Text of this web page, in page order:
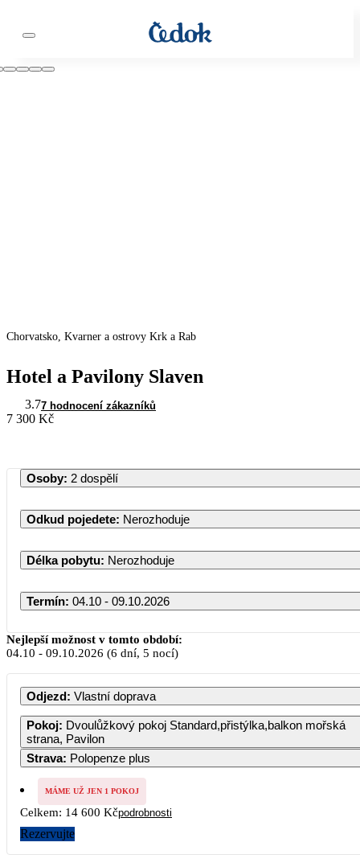
Chorvatsko, Kvarner a ostrovy Krk a Rab
Hotel a Pavilony Slaven
3.77 hodnocení zákazníků
7 300 Kč
Osoby: 2 dospělí
Odkud pojedete: Nerozhoduje
Délka pobytu: Nerozhoduje
Termín: 04.10 - 09.10.2026
Říjen 2026
PO ÚT ST ČT PÁ SO NE
1
7 990
2
7 760
3
7 530
4
7 300
5 6
7 300 7 300 7 300
7 300 7 300 7 300 7 300 7 300 7 300 7 300
Nejlepší možnost v tomto období:
04.10 - 09.10.2026 (6 dní, 5 nocí)
Odjezd: Vlastní doprava
Pokoj: Dvoulůžkový pokoj Standard,přistýlka,balkon mořská
strana, Pavilon
Strava: Polopenze plus
MÁME UŽ JEN 1 POKOJ
Celkem: 14 600 Kčpodrobnosti
Rezervujte